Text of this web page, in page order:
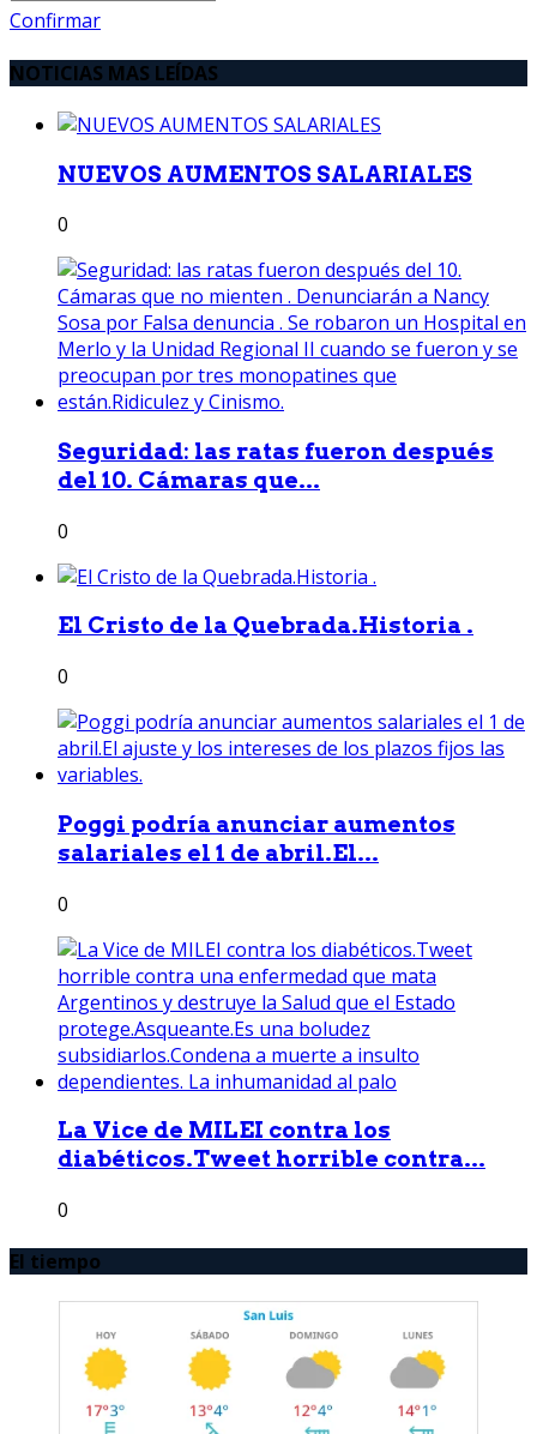
Confirmar
NOTICIAS MAS LEÍDAS
NUEVOS AUMENTOS SALARIALES
0
Seguridad: las ratas fueron después
del 10. Cámaras que...
0
El Cristo de la Quebrada.Historia .
0
Poggi podría anunciar aumentos
salariales el 1 de abril.El...
0
La Vice de MILEI contra los
diabéticos.Tweet horrible contra...
0
El tiempo